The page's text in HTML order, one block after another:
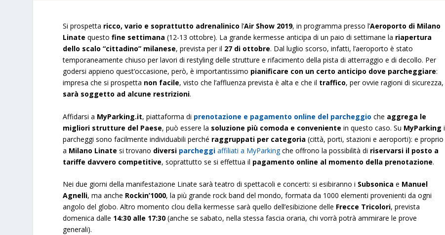
Si prospetta ricco, vario e soprattutto adrenalinico l’Air Show 2019, in programma presso l’Aeroporto di Milano
Linate questofine settimana (12-13 ottobre). La grande kermesse anticipa di un paio di settimane la riapertura
dello scalo “cittadino” milanese, prevista per il 27 di ottobre. Dal luglio scorso, infatti, l’aeroporto è stato
temporaneamente chiuso per lavori di restyling delle strutture e rifacimento della pista di atterraggio e di decollo. Per
godersi appieno quest’occasione, però, è importantissimo pianificare con un certo anticipo dove parcheggiare:
impresa che si prospetta non facile, visto che l’affluenza prevista è alta e che il traffico, per ovvie ragioni di sicurezza,
sarà soggetto ad alcune restrizioni.
Affidarsi a MyParking.it, piattaforma di prenotazione e pagamento online del parcheggio che aggrega le
migliori strutture del Paese, può essere la soluzione più comoda e conveniente in questo caso. Su MyParking i
parcheggi sono facilmente individuabili perché raggruppati per categoria (città, porti, stazioni e aeroporti): e proprio
a Milano Linate si trovano diversi parcheggi affiliati a MyParkingche offrono la possibilità di riservarsi il posto a
tariffe davvero competitive, soprattutto se si effettua il pagamento online al momento della prenotazione.
Nei due giorni della manifestazione Linate sarà teatro di spettacoli e concerti: si esibiranno i Subsonica e Manuel
Agnelli, ma anche Rockin’1000, la più grande rock band del mondo, formata da 1000 elementi provenienti da ogni
angolo del globo. Altro momento clou della kermesse sarà quello dell’esibizione delle Frecce Tricolori, prevista
domenica dalle 14:30 alle 17:30(anche se sabato, nella stessa fascia oraria, chi vorrà potrà ammirare le prove
generali).